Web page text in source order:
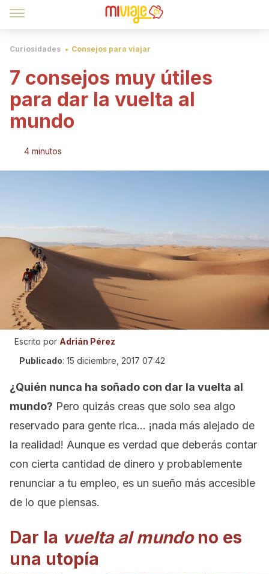
Curiosidades Consejos para viajar
7 consejos muy útiles
para dar la vuelta al
mundo
4 minutos
Escrito por Adrián Pérez
Publicado: 15 diciembre, 2017 07:42
¿Quién nunca ha soñado con dar la vuelta al
mundo? Pero quizás creas que solo sea algo
reservado para gente rica… ¡nada más alejado de
la realidad! Aunque es verdad que deberás contar
con cierta cantidad de dinero y probablemente
renunciar a tu empleo, es un sueño más accesible
de lo que piensas.
Dar la vuelta al mundono es
una utopía